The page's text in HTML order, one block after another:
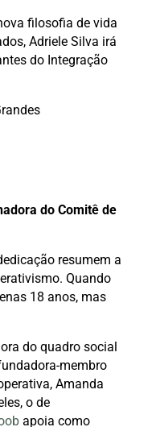
filosofia de vida
Adriele Silva irá
do Integração
do Comitê de
resumem a
Quando
18 anos, mas
do quadro social
membro
Amanda
o de
apoia como